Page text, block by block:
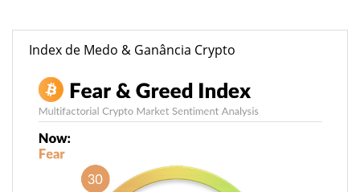
Index de Medo & Ganância Crypto